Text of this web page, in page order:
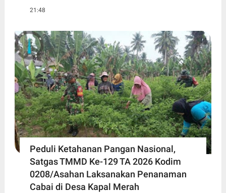
21:48
Peduli Ketahanan Pangan Nasional,
Satgas TMMD Ke-129 TA 2026 Kodim
0208/Asahan Laksanakan Penanaman
Cabai di Desa Kapal Merah